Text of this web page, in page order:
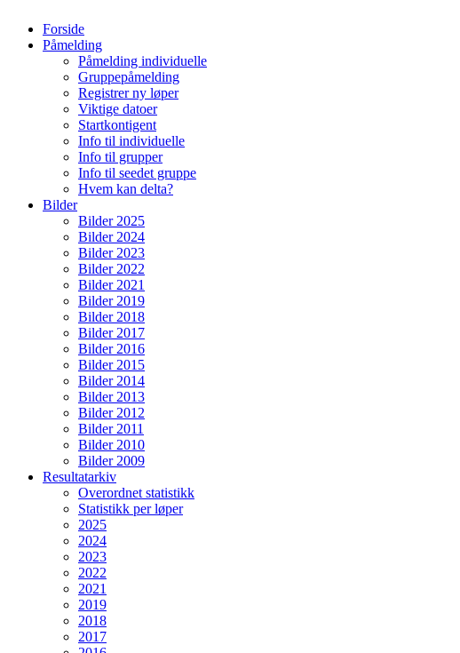
Forside
Påmelding
Påmelding individuelle
Gruppepåmelding
Registrer ny løper
Viktige datoer
Startkontigent
Info til individuelle
Info til grupper
Info til seedet gruppe
Hvem kan delta?
Bilder
Bilder 2025
Bilder 2024
Bilder 2023
Bilder 2022
Bilder 2021
Bilder 2019
Bilder 2018
Bilder 2017
Bilder 2016
Bilder 2015
Bilder 2014
Bilder 2013
Bilder 2012
Bilder 2011
Bilder 2010
Bilder 2009
Resultatarkiv
Overordnet statistikk
Statistikk per løper
2025
2024
2023
2022
2021
2019
2018
2017